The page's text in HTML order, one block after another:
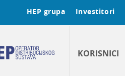
HEP grupa Investitori
KORISNICI